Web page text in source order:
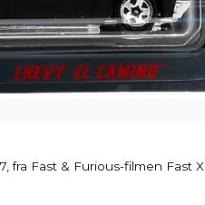
fra Fast & Furious-filmen Fast X